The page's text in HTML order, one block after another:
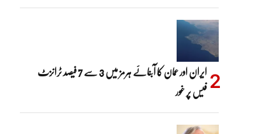
ایران اور عمان کا آبنائے ہرمز میں 3 سے 7 فیصد ٹرانزٹ
فیس پر غور